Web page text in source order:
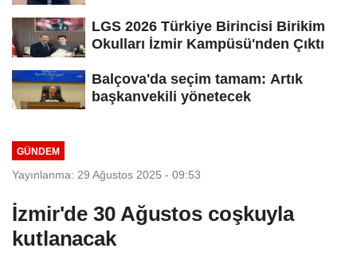
LGS 2026 Türkiye Birincisi Birikim
Okulları İzmir Kampüsü'nden Çıktı
Balçova'da seçim tamam: Artık
başkanvekili yönetecek
GÜNDEM
Yayınlanma: 29 Ağustos 2025 - 09:53
İzmir'de 30 Ağustos coşkuyla
kutlanacak